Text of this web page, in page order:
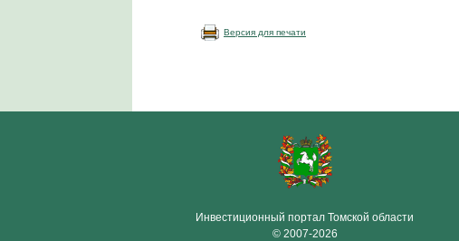
Версия для печати
Инвестиционный портал Томской области
© 2007-2026